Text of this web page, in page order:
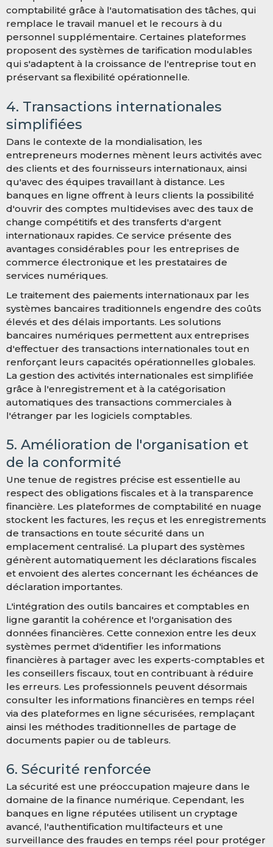
comptabilité grâce à l'automatisation des tâches, qui
remplace le travail manuel et le recours à du
personnel supplémentaire. Certaines plateformes
proposent des systèmes de tarification modulables
qui s'adaptent à la croissance de l'entreprise tout en
préservant sa flexibilité opérationnelle.
4. Transactions internationales
simplifiées
Dans le contexte de la mondialisation, les
entrepreneurs modernes mènent leurs activités avec
des clients et des fournisseurs internationaux, ainsi
qu'avec des équipes travaillant à distance. Les
banques en ligne offrent à leurs clients la possibilité
d'ouvrir des comptes multidevises avec des taux de
change compétitifs et des transferts d'argent
internationaux rapides. Ce service présente des
avantages considérables pour les entreprises de
commerce électronique et les prestataires de
services numériques.
Le traitement des paiements internationaux par les
systèmes bancaires traditionnels engendre des coûts
élevés et des délais importants. Les solutions
bancaires numériques permettent aux entreprises
d'effectuer des transactions internationales tout en
renforçant leurs capacités opérationnelles globales.
La gestion des activités internationales est simplifiée
grâce à l'enregistrement et à la catégorisation
automatiques des transactions commerciales à
l'étranger par les logiciels comptables.
5. Amélioration de l'organisation et
de la conformité
Une tenue de registres précise est essentielle au
respect des obligations fiscales et à la transparence
financière. Les plateformes de comptabilité en nuage
stockent les factures, les reçus et les enregistrements
de transactions en toute sécurité dans un
emplacement centralisé. La plupart des systèmes
génèrent automatiquement les déclarations fiscales
et envoient des alertes concernant les échéances de
déclaration importantes.
L'intégration des outils bancaires et comptables en
ligne garantit la cohérence et l'organisation des
données financières. Cette connexion entre les deux
systèmes permet d'identifier les informations
financières à partager avec les experts-comptables et
les conseillers fiscaux, tout en contribuant à réduire
les erreurs. Les professionnels peuvent désormais
consulter les informations financières en temps réel
via des plateformes en ligne sécurisées, remplaçant
ainsi les méthodes traditionnelles de partage de
documents papier ou de tableurs.
6. Sécurité renforcée
La sécurité est une préoccupation majeure dans le
domaine de la finance numérique. Cependant, les
banques en ligne réputées utilisent un cryptage
avancé, l'authentification multifacteurs et une
surveillance des fraudes en temps réel pour protéger